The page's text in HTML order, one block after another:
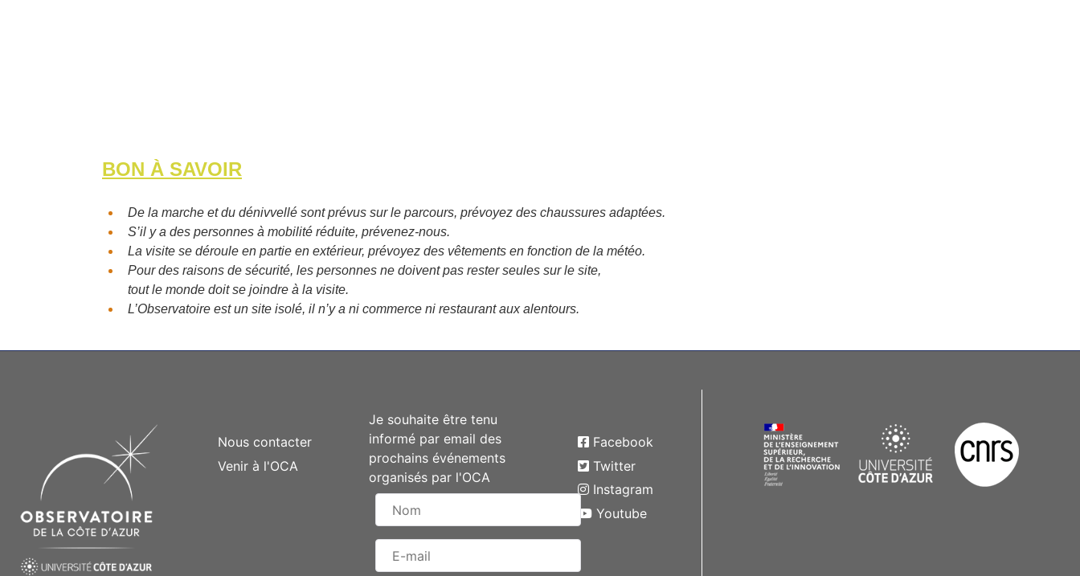
BON À SAVOIR
De la marche et du dénivvellé sont prévus sur le parcours, prévoyez des chaussures adaptées.
S’il y a des personnes à mobilité réduite, prévenez-nous.
La visite se déroule en partie en extérieur, prévoyez des vêtements en fonction de la météo.
Pour des raisons de sécurité, les personnes ne doivent pas rester seules sur le site,
tout le monde doit se joindre à la visite.
L’Observatoire est un site isolé, il n’y a ni commerce ni restaurant aux alentours.
Nous contacter
Venir à l'OCA
Je souhaite être tenu
informé par email des
prochains événements
organisés par l'OCA
Facebook
Twitter
Instagram
Youtube